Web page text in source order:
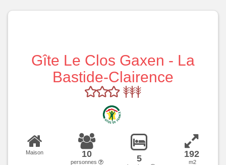
Gîte Le Clos Gaxen - La
Bastide-Clairence
Maison 10
personnes
5 192
m2